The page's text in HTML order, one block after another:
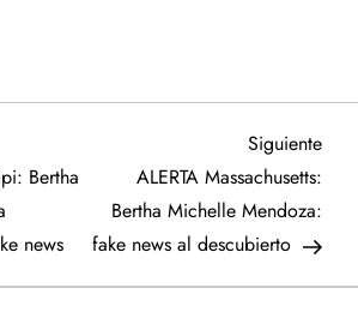
Bertha
news
Siguiente
ALERTA Massachusetts:
Bertha Michelle Mendoza:
fake news al descubierto